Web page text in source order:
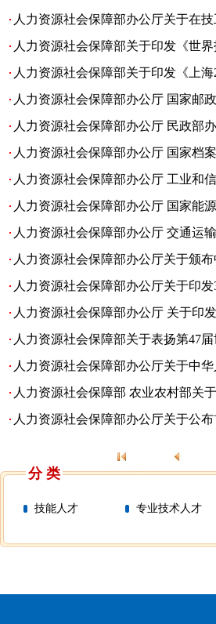
人力资源社会保障部办公厅关于在
人力资源社会保障部关于印发《世
人力资源社会保障部关于印发《上
人力资源社会保障部办公厅 国家邮
人力资源社会保障部办公厅 民政部
人力资源社会保障部办公厅 国家档
人力资源社会保障部办公厅 工业和
人力资源社会保障部办公厅 国家能
人力资源社会保障部办公厅 交通运
人力资源社会保障部办公厅关于颁
人力资源社会保障部办公厅关于印
人力资源社会保障部办公厅 关于印
人力资源社会保障部关于表扬第47
人力资源社会保障部办公厅关于中
人力资源社会保障部 农业农村部关
人力资源社会保障部办公厅关于公
分 类
技能人才 专业技术人才